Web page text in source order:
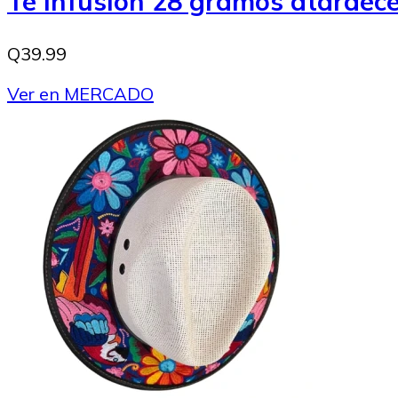
Q39.99
Ver en MERCADO